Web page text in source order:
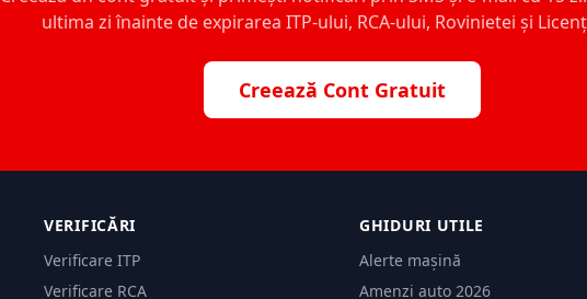
ultima zi înainte de expirarea ITP-ului, RCA-ului, Rovinietei și
Creează Cont Gratuit
VERIFICĂRI
Verificare ITP
Verificare RCA
GHIDURI UTILE
Alerte mașină
Amenzi auto 2026